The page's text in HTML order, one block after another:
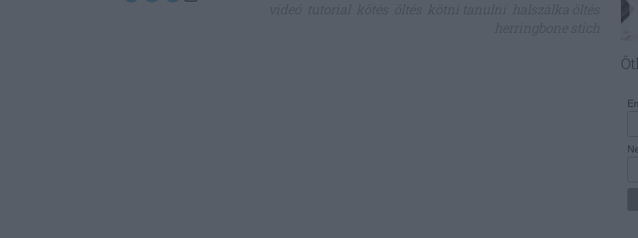
videó tutorial kötés öltés kötni tanulni halszálka öltés
herringbone stich